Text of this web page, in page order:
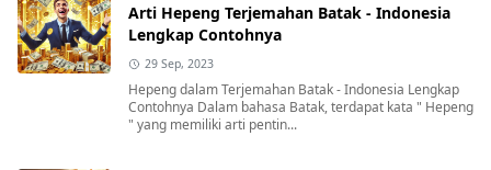
Arti Hepeng Terjemahan Batak - Indonesia
Lengkap Contohnya
29 Sep, 2023
Hepeng dalam Terjemahan Batak - Indonesia Lengkap
Contohnya Dalam bahasa Batak, terdapat kata " Hepeng
" yang memiliki arti pentin...